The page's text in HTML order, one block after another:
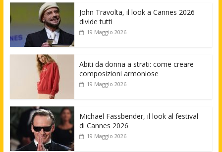
John Travolta, il look a Cannes 2026
divide tutti
19 Maggio 2026
Abiti da donna a strati: come creare
composizioni armoniose
19 Maggio 2026
Michael Fassbender, il look al festival
di Cannes 2026
19 Maggio 2026